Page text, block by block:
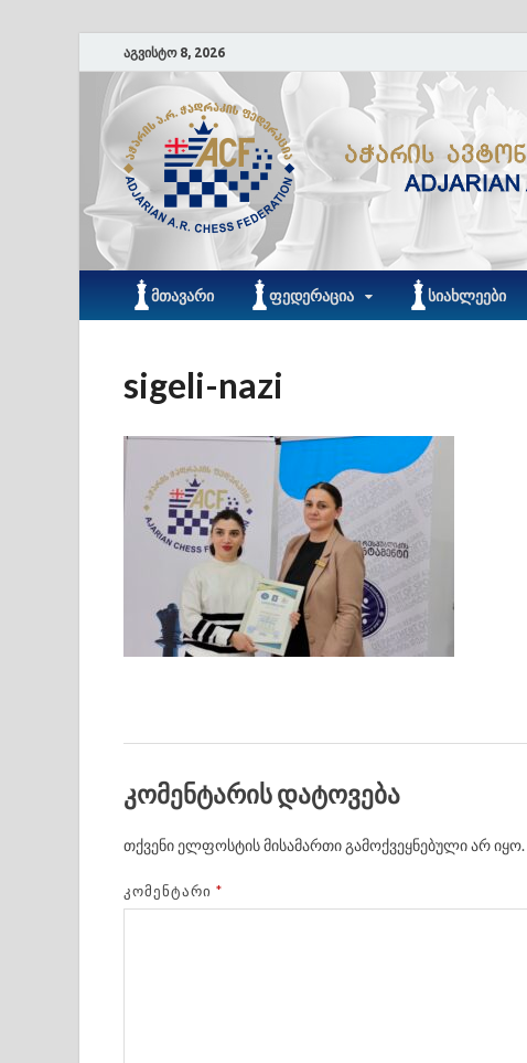
აგვისტო 8, 2026
ᲛᲗᲐᲕᲐᲠᲘ ᲤᲔᲓᲔᲠᲐᲪᲘᲐ ᲡᲘᲐᲮᲚᲔᲔᲑᲘ
sigeli-nazi
კომენტარის დატოვება
თქვენი ელფოსტის მისამართი გამოქვეყნებული არ იყო.
ᲙᲝᲛᲔᲜᲢᲐᲠᲘ*